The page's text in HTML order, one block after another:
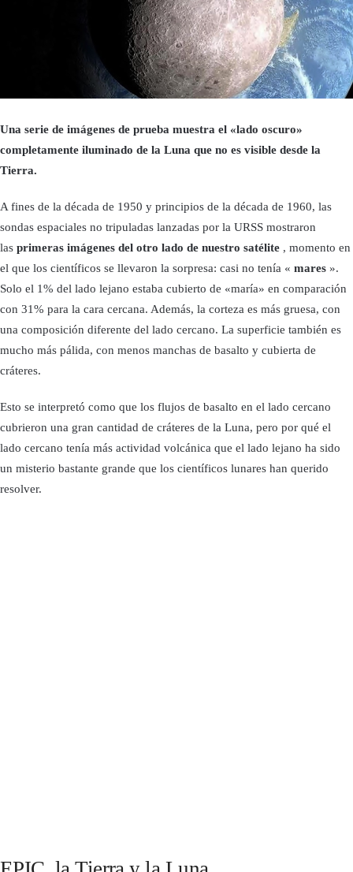
Una serie de imágenes de prueba muestra el «lado oscuro»
completamente iluminado de la Luna que no es visible desde la
Tierra.
A fines de la década de 1950 y principios de la década de 1960, las
sondas espaciales no tripuladas lanzadas por la URSS mostraron
las primeras imágenes del otro lado de nuestro satélite , momento en
el que los científicos se llevaron la sorpresa: casi no tenía « mares ».
Solo el 1% del lado lejano estaba cubierto de «maría» en comparación
con 31% para la cara cercana. Además, la corteza es más gruesa, con
una composición diferente del lado cercano. La superficie también es
mucho más pálida, con menos manchas de basalto y cubierta de
cráteres.
Esto se interpretó como que los flujos de basalto en el lado cercano
cubrieron una gran cantidad de cráteres de la Luna, pero por qué el
lado cercano tenía más actividad volcánica que el lado lejano ha sido
un misterio bastante grande que los científicos lunares han querido
resolver.